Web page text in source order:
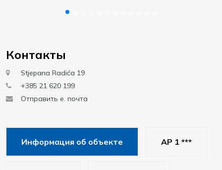
Контакты
Stjepana Radića 19
+385 21 620 199
Отправить е. почта
Информация об объекте AP 1 ***